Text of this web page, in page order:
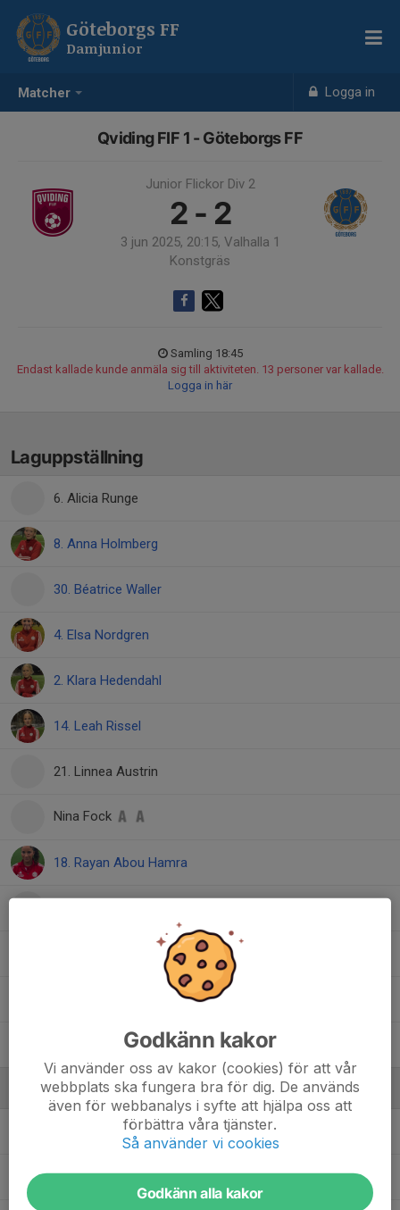
Matcher Logga in
Göteborgs FF
Damjunior
Qviding FIF 1 - Göteborgs FF
Junior Flickor Div 2
2 - 2
3 jun 2025, 20:15, Valhalla 1
Konstgräs
Samling 18:45
Endast kallade kunde anmäla sig till aktiviteten. 13 personer var kallade.
Logga in här
Laguppställning
6. Alicia Runge
8. Anna Holmberg
30. Béatrice Waller
4. Elsa Nordgren
2. Klara Hedendahl
14. Leah Rissel
21. Linnea Austrin
Nina Fock
18. Rayan Abou Hamra
11. Tintin Vanthöm
Ledare
Emanuel SanduloTränare
Ida JuutilainenAssisterande tränare
Godkänn kakor
Vi använder oss av kakor (cookies) för att vår
webbplats ska fungera bra för dig. De används
även för webbanalys i syfte att hjälpa oss att
förbättra våra tjänster.
Så använder vi cookies
Godkänn alla kakor